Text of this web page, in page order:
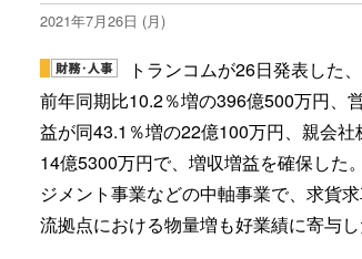
2021年7月26日 (月)
トランコムが26日発表した
前年同期比10.2％増の396億500万円、
益が同43.1％増の22億100万円、親会
14億5300万円で、増収増益を確保した
ジメント事業などの中軸事業で、求貨
流拠点における物量増も好業績に寄与し